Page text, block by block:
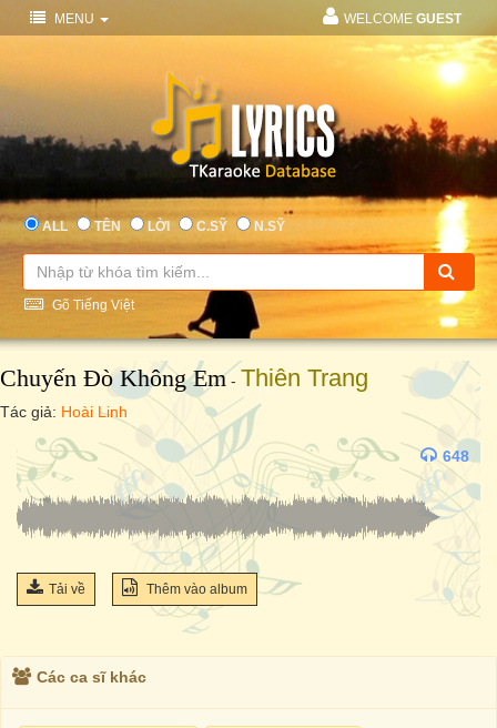
MENU WELCOME GUEST
ALL TÊN LỜI C.SỸ N.SỸ
Gõ Tiếng Việt
Chuyến Đò Không Em - Thiên Trang
Tác giả: Hoài Linh
648
Tải về Thêm vào album
Các ca sĩ khác